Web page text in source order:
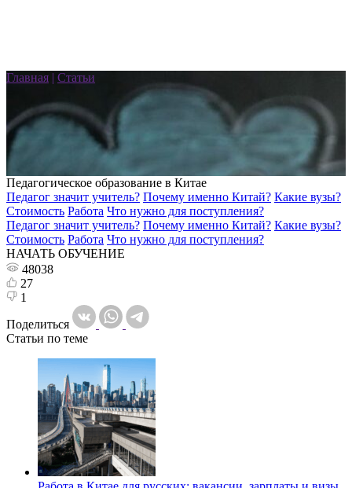
Главная | Статьи
Педагогическое образование в Китае
Педагог значит учитель? Почему именно Китай? Какие вузы?
Стоимость Работа Что нужно для поступления?
Педагог значит учитель? Почему именно Китай? Какие вузы?
Стоимость Работа Что нужно для поступления?
НАЧАТЬ ОБУЧЕНИЕ
48038
27
1
Поделиться
Статьи по теме